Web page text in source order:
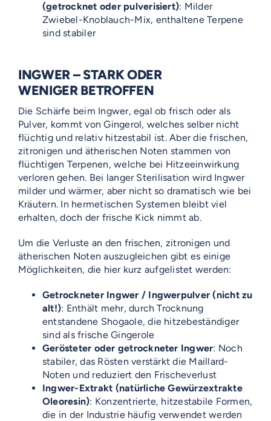
(getrocknet oder pulverisiert): Milder
Zwiebel-Knoblauch-Mix, enthaltene Terpene
sind stabiler
INGWER – STARK ODER
WENIGER BETROFFEN
Die Schärfe beim Ingwer, egal ob frisch oder als
Pulver, kommt von Gingerol, welches selber nicht
flüchtig und relativ hitzestabil ist. Aber die frischen,
zitronigen und ätherischen Noten stammen von
flüchtigen Terpenen, welche bei Hitzeeinwirkung
verloren gehen. Bei langer Sterilisation wird Ingwer
milder und wärmer, aber nicht so dramatisch wie bei
Kräutern. In hermetischen Systemen bleibt viel
erhalten, doch der frische Kick nimmt ab.
Um die Verluste an den frischen, zitronigen und
ätherischen Noten auszugleichen gibt es einige
Möglichkeiten, die hier kurz aufgelistet werden:
Getrockneter Ingwer / Ingwerpulver (nicht zu
alt!): Enthält mehr, durch Trocknung
entstandene Shogaole, die hitzebeständiger
sind als frische Gingerole
Gerösteter oder getrockneter Ingwer: Noch
stabiler, das Rösten verstärkt die Maillard-
Noten und reduziert den Frischeverlust
Ingwer-Extrakt (natürliche Gewürzextrakte
Oleoresin): Konzentrierte, hitzestabile Formen,
die in der Industrie häufig verwendet werden